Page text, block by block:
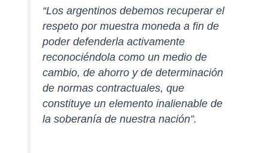
“Los argentinos debemos recuperar el
respeto por muestra moneda a fin de
poder defenderla activamente
reconociéndola como un medio de
cambio, de ahorro y de determinación
de normas contractuales, que
constituye un elemento inalienable de
la soberanía de nuestra nación”.